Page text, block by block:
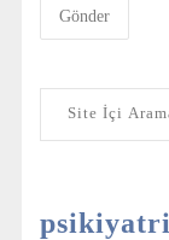
Gönder
psikiyatri